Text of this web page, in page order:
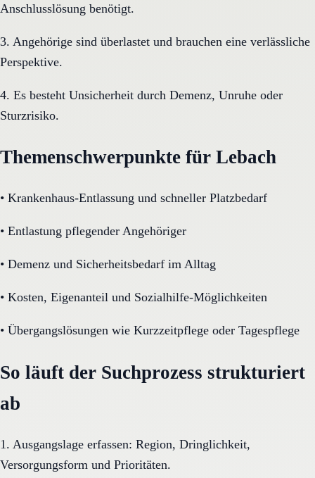
Anschlusslösung benötigt.
3. Angehörige sind überlastet und brauchen eine verlässliche
Perspektive.
4. Es besteht Unsicherheit durch Demenz, Unruhe oder
Sturzrisiko.
Themenschwerpunkte für Lebach
• Krankenhaus-Entlassung und schneller Platzbedarf
• Entlastung pflegender Angehöriger
• Demenz und Sicherheitsbedarf im Alltag
• Kosten, Eigenanteil und Sozialhilfe-Möglichkeiten
• Übergangslösungen wie Kurzzeitpflege oder Tagespflege
So läuft der Suchprozess strukturiert
ab
1. Ausgangslage erfassen: Region, Dringlichkeit,
Versorgungsform und Prioritäten.